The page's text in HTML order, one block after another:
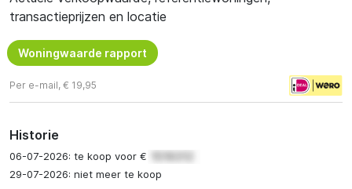
transactieprijzen en locatie
Woningwaarde rapport
Per e-mail, € 19,95
Historie
06-07-2026: te koop voor €
29-07-2026: niet meer te koop